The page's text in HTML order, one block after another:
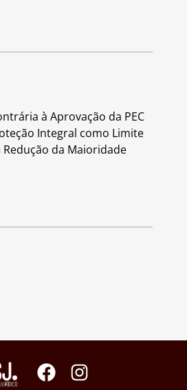
à Aprovação da PEC
Integral como Limite
da Maioridade